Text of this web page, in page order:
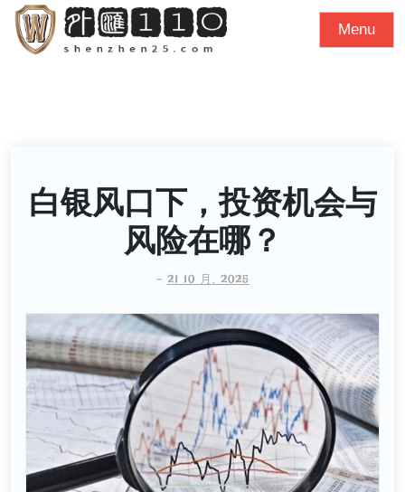
Menu
白银风口下，投资机会与
风险在哪？
- 21 10 月, 2025